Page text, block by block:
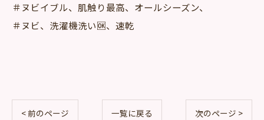
＃ヌビイブル、肌触り最高、オールシーズン、
＃ヌビ、洗濯機洗い🆗、速乾
< 前のページ 一覧に戻る 次のページ >